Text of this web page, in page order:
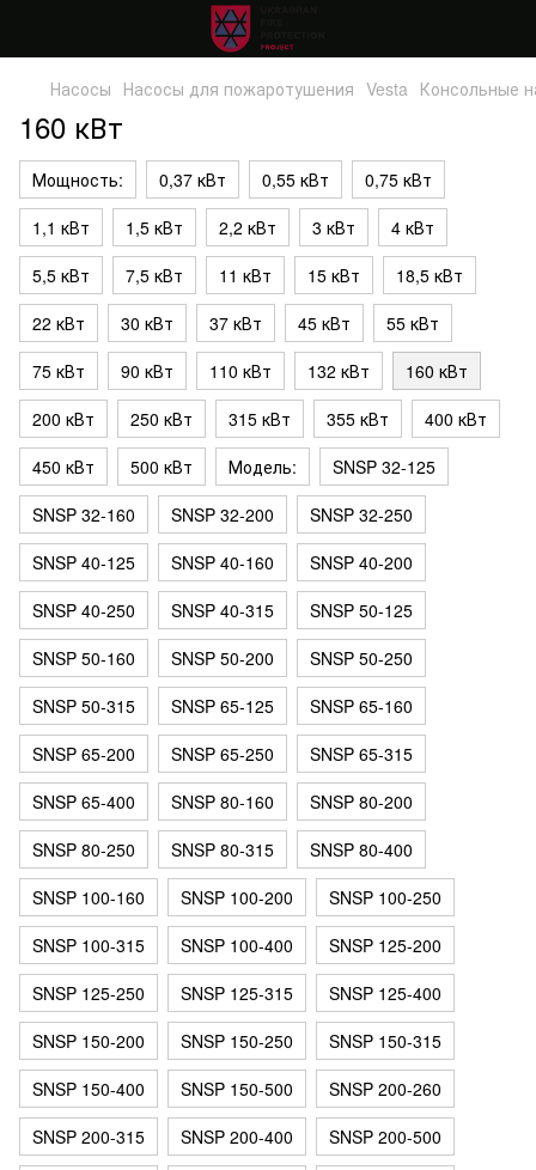
Насосы Насосы для пожаротушения Vesta Консольные
160 кВт
Мощность: 0,37 кВт 0,55 кВт
0,75 кВт
1,1 кВт
1,5 кВт 2,2 кВт 3 кВт
4 кВт
5,5 кВт
7,5 кВт 11 кВт 15 кВт
18,5 кВт
22 кВт
30 кВт 37 кВт 45 кВт
55 кВт
75 кВт
90 кВт 110 кВт 132 кВт
160 кВт
200 кВт
250 кВт 315 кВт 355 кВт
400 кВт
450 кВт
500 кВт Модель:
SNSP 32-125
SNSP 32-160
SNSP 32-200
SNSP 32-250
SNSP 40-125
SNSP 40-160
SNSP 40-200
SNSP 40-250
SNSP 40-315
SNSP 50-125
SNSP 50-160
SNSP 50-200
SNSP 50-250
SNSP 50-315
SNSP 65-125
SNSP 65-160
SNSP 65-200
SNSP 65-250
SNSP 65-315
SNSP 65-400
SNSP 80-160
SNSP 80-200
SNSP 80-250
SNSP 80-315
SNSP 80-400
SNSP 100-160
SNSP 100-200
SNSP 100-250
SNSP 100-315
SNSP 100-400
SNSP 125-200
SNSP 125-250
SNSP 125-315
SNSP 125-400
SNSP 150-200
SNSP 150-250
SNSP 150-315
SNSP 150-400
SNSP 150-500
SNSP 200-260
SNSP 200-315
SNSP 200-400
SNSP 200-500